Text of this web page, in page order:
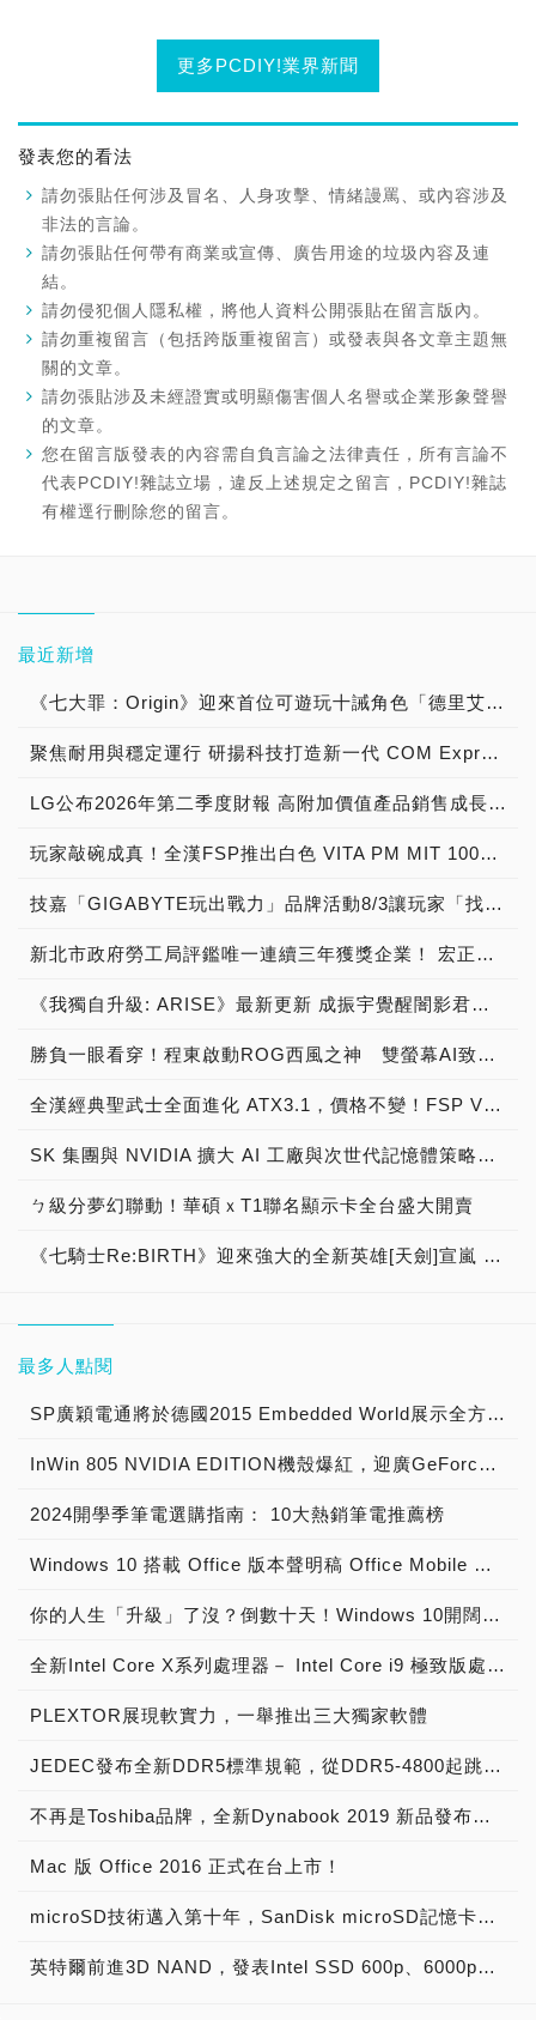
更多PCDIY!業界新聞
發表您的看法
請勿張貼任何涉及冒名、人身攻擊、情緒謾罵、或內容涉及
非法的言論。
請勿張貼任何帶有商業或宣傳、廣告用途的垃圾內容及連
結。
請勿侵犯個人隱私權，將他人資料公開張貼在留言版內。
請勿重複留言（包括跨版重複留言）或發表與各文章主題無
關的文章。
請勿張貼涉及未經證實或明顯傷害個人名譽或企業形象聲譽
的文章。
您在留言版發表的內容需自負言論之法律責任，所有言論不
代表PCDIY!雜誌立場，違反上述規定之留言，PCDIY!雜誌
有權逕行刪除您的留言。
最近新增
《七大罪：Origin》迎來首位可遊玩十誡角色「德里艾利」
聚焦耐用與穩定運行 研揚科技打造新一代 COM Express Type 6 模組
LG公布2026年第二季度財報 高附加價值產品銷售成長與成本競爭力提升，營業獲利年增 147%
玩家敲碗成真！全漢FSP推出白色 VITA PM MIT 1000W 靜音電源純白上市！ MIT 白金電源首度披上純白戰袍，支援 ATX 3.1、PCIe 5.1，10年保固！
技嘉「GIGABYTE玩出戰力」品牌活動8/3讓玩家「找到專屬配備」
新北市政府勞工局評鑑唯一連續三年獲獎企業！ 宏正三度榮膺新北市政府<友善移工企業>殊榮
《我獨自升級: ARISE》最新更新 成振宇覺醒闇影君主繼承者
勝負一眼看穿！程東啟動ROG西風之神 雙螢幕AI致勝全局
全漢經典聖武士全面進化 ATX3.1，價格不變！FSP VIC BD+ 電競入門最強銅牌電源！ ATX 3.1、全新壓紋線材、登錄享 5 年保固，打造新世代入門電競首選
SK 集團與 NVIDIA 擴大 AI 工廠與次世代記憶體策略合作 規模逾 5,000 億美元的 NVIDIA-SK AI 計畫（NVIDIA-SK AI Initiative）， 涵蓋 SK Telecom 最高達 2GW 的 AI 工廠，以及與 SK 海力士的長期 AI 記憶體合作
ㄅ級分夢幻聯動！華碩ｘT1聯名顯示卡全台盛大開賣
《七騎士Re:BIRTH》迎來強大的全新英雄[天劍]宣嵐 同步推出韓國主題劇情
最多人點閱
SP廣穎電通將於德國2015 Embedded World展示全方位工控系列產品
InWin 805 NVIDIA EDITION機殼爆紅，迎廣GeForce GTX特仕版機箱正式開賣！
2024開學季筆電選購指南： 10大熱銷筆電推薦榜
Windows 10 搭載 Office 版本聲明稿 Office Mobile 、 Office 2016 與 Office 365 版本差異說明
你的人生「升級」了沒？倒數十天！Windows 10開闊你的無限視野
全新Intel Core X系列處理器－ Intel Core i9 極致版處理器 重裝上陣
PLEXTOR展現軟實力，一舉推出三大獨家軟體
JEDEC發布全新DDR5標準規範，從DDR5-4800起跳! 將加速導入下世代高效能電腦系統
不再是Toshiba品牌，全新Dynabook 2019 新品發布，透過運算與服務改變世界
Mac 版 Office 2016 正式在台上市！
microSD技術邁入第十年，SanDisk microSD記憶卡出貨量突破20億片
英特爾前進3D NAND，發表Intel SSD 600p、6000p、E 5420s、E 6000p、DC P3520、DC S3520固態硬碟！